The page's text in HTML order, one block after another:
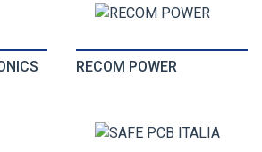
RECOM POWER